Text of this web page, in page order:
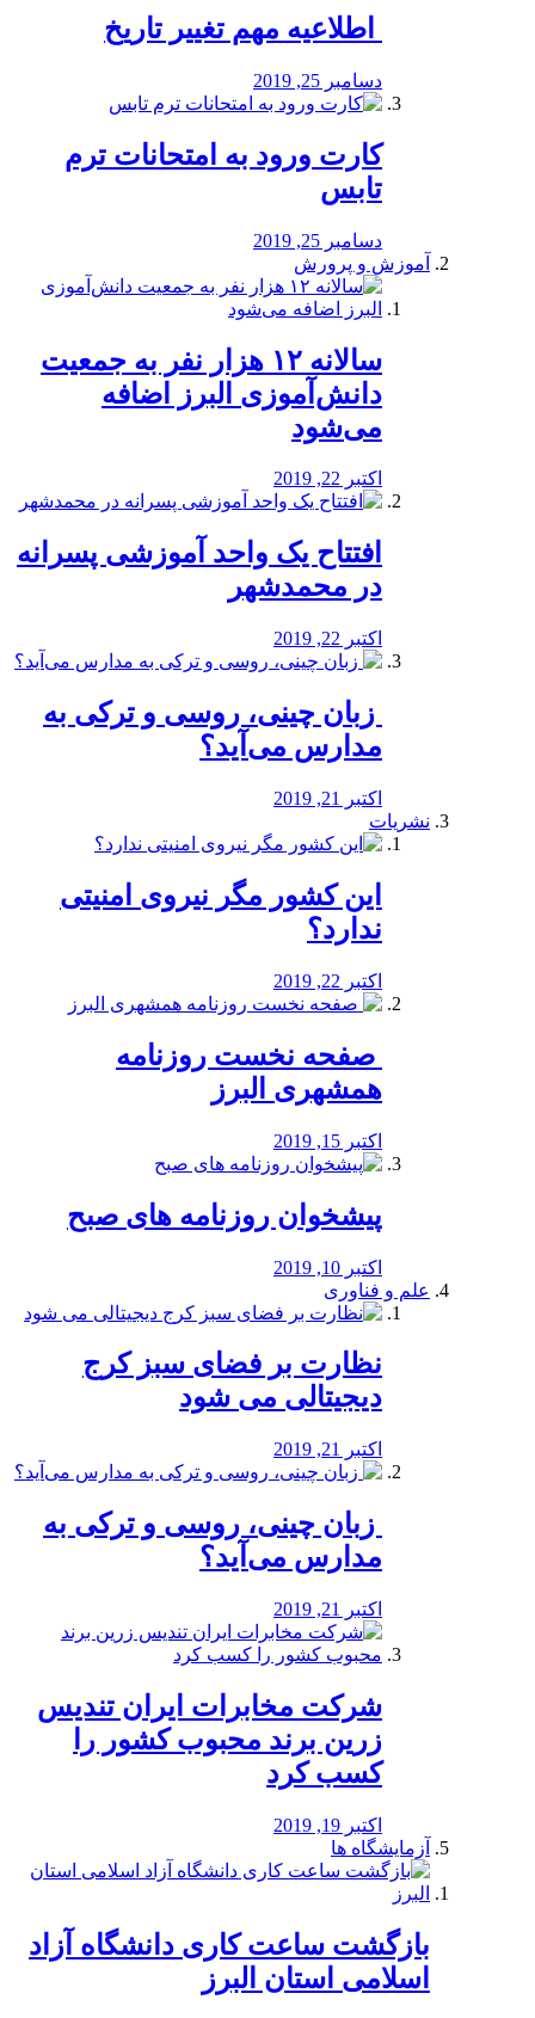
️ اطلاعیه مهم تغییر تاریخ
دسامبر 25, 2019
کارت ورود به امتحانات ترم
تابس
دسامبر 25, 2019
آموزش و پرورش
️سالانه ۱۲ هزار نفر به جمعیت
دانش‌آموزی البرز اضافه
می‌شود
اکتبر 22, 2019
افتتاح یک واحد آموزشی پسرانه
در محمدشهر
اکتبر 22, 2019
️ زبان چینی، روسی و ترکی به
مدارس می‌آید؟
اکتبر 21, 2019
نشریات
این کشور مگر نیروی امنیتی
ندارد؟
اکتبر 22, 2019
️ صفحه نخست روزنامه‌
همشهری البرز
اکتبر 15, 2019
پیشخوان روزنامه های صبح
اکتبر 10, 2019
علم و فناوری
نظارت بر فضای سبز کرج
دیجیتالی می شود
اکتبر 21, 2019
️ زبان چینی، روسی و ترکی به
مدارس می‌آید؟
اکتبر 21, 2019
شرکت مخابرات ایران تندیس
زرین برند محبوب کشور را
کسب کرد
اکتبر 19, 2019
آزمایشگاه ها
بازگشت ساعت کاری دانشگاه آزاد
اسلامی استان البرز